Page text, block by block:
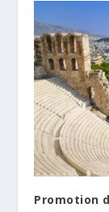
Promotion